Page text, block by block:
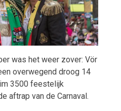
was het weer zover: Vör
overwegend droog 14
3500 feestelijk
aftrap van de Carnaval.